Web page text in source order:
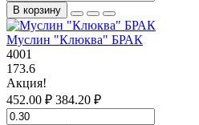
В корзину
Муслин "Клюква" БРАК
4001
173.6
Акция!
452.00 ₽ 384.20 ₽